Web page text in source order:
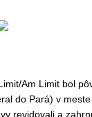
Am Limit bol
do Pará) v
revidovali a